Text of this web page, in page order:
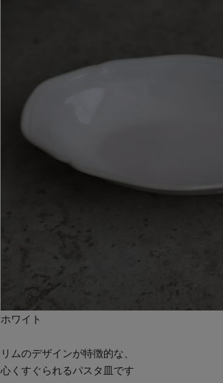
ホワイト
リムのデザインが特徴的な、
心くすぐられるパスタ皿です